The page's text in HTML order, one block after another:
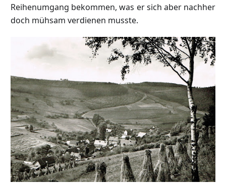
Reihenumgang bekommen, was er sich aber nachher
doch mühsam verdienen musste.